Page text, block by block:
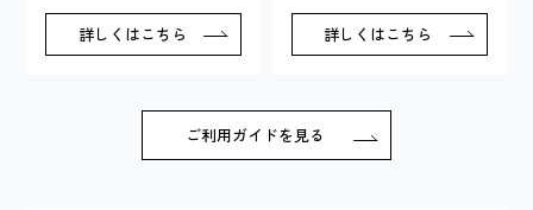
詳しくはこちら 詳しくはこちら
ご利用ガイドを見る